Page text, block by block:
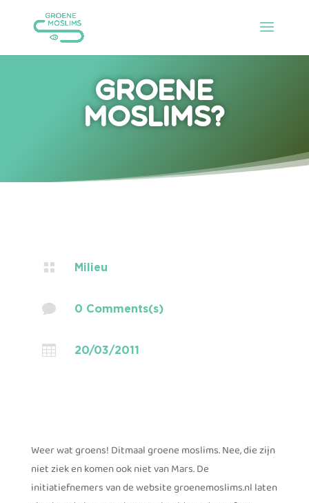
Groene
moslims?
 Milieu
 0 Comments(s)
 20/03/2011
Weer wat groens! Ditmaal groene moslims. Nee, die zijn
niet ziek en komen ook niet van Mars. De
initiatiefnemers van de website groenemoslims.nl laten